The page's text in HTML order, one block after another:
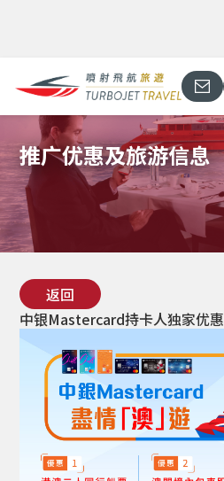
推广优惠及旅游信息
中银Mastercard持卡人独家优惠
返回